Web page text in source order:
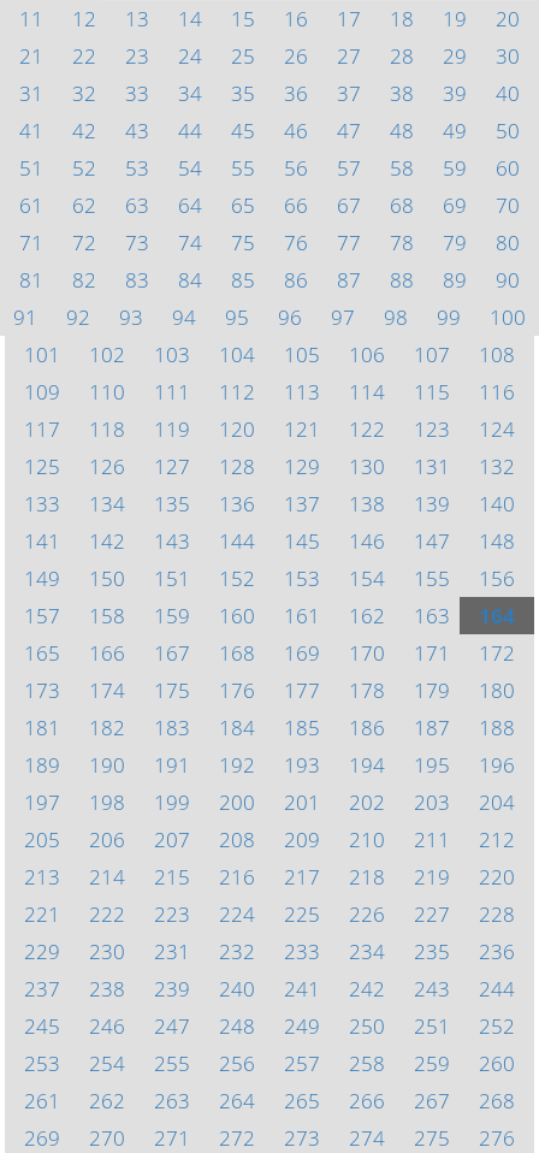
11
12 13 14 15 16 17 18 19
20
21
22 23 24 25 26 27 28 29
30
31
32 33 34 35 36 37 38 39
40
41
42 43 44 45 46 47 48 49
50
51
52 53 54 55 56 57 58 59
60
61
62 63 64 65 66 67 68 69
70
71
72 73 74 75 76 77 78 79
80
81
82 83 84 85 86 87 88 89
90
91
92 93 94 95 96 97 98 99
100
101
102 103 104 105 106 107
108
109
110 111 112 113 114 115
116
117
118 119 120 121 122 123
124
125
126 127 128 129 130 131
132
133
134 135 136 137 138 139
140
141
142 143 144 145 146 147
148
149
150 151 152 153 154 155
156
157
158 159 160 161 162 163
164
165
166 167 168 169 170 171
172
173
174 175 176 177 178 179
180
181
182 183 184 185 186 187
188
189
190 191 192 193 194 195
196
197
198 199 200 201 202 203
204
205
206 207 208 209 210 211
212
213
214 215 216 217 218 219
220
221
222 223 224 225 226 227
228
229
230 231 232 233 234 235
236
237
238 239 240 241 242 243
244
245
246 247 248 249 250 251
252
253
254 255 256 257 258 259
260
261
262 263 264 265 266 267
268
269
270 271 272 273 274 275
276